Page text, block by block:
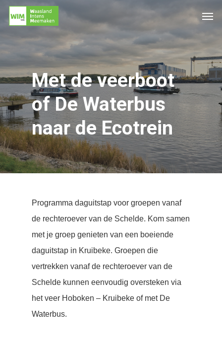
Met de veerboot
of De Waterbus
naar de Ecotrein
Programma daguitstap voor groepen vanaf
de rechteroever van de Schelde. Kom samen
met je groep genieten van een boeiende
daguitstap in Kruibeke. Groepen die
vertrekken vanaf de rechteroever van de
Schelde kunnen eenvoudig oversteken via
het veer Hoboken – Kruibeke of met De
Waterbus.